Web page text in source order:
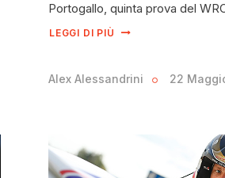
Portogallo, quinta prova del
LEGGI DI PIÙ
Alex Alessandrini 22